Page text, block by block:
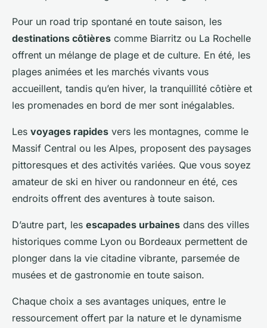
Pour un road trip spontané en toute saison, les
destinations côtières comme Biarritz ou La Rochelle
offrent un mélange de plage et de culture. En été, les
plages animées et les marchés vivants vous
accueillent, tandis qu’en hiver, la tranquillité côtière et
les promenades en bord de mer sont inégalables.
Les voyages rapides vers les montagnes, comme le
Massif Central ou les Alpes, proposent des paysages
pittoresques et des activités variées. Que vous soyez
amateur de ski en hiver ou randonneur en été, ces
endroits offrent des aventures à toute saison.
D’autre part, les escapades urbaines dans des villes
historiques comme Lyon ou Bordeaux permettent de
plonger dans la vie citadine vibrante, parsemée de
musées et de gastronomie en toute saison.
Chaque choix a ses avantages uniques, entre le
ressourcement offert par la nature et le dynamisme